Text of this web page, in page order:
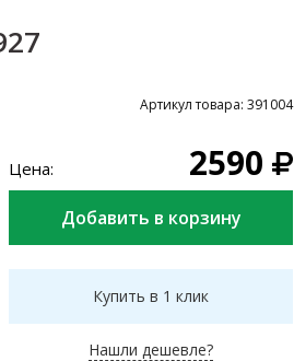
Артикул товара: 391004
Цена: 2590
Купить в 1 клик
Нашли дешевле?